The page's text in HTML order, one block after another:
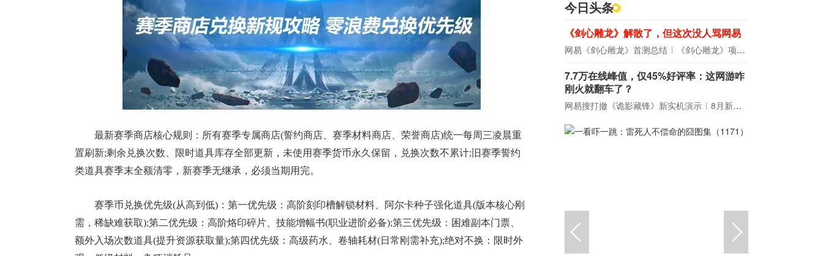
最新赛季商店核心规则：所有赛季专属商店(誓约商店、赛季材料商店、荣誉商店)统一每周三凌晨重
置刷新;剩余兑换次数、限时道具库存全部更新，未使用赛季货币永久保留，兑换次数不累计;旧赛季誓约
类道具赛季末全额清零，新赛季无继承，必须当期用完。
赛季币兑换优先级(从高到低)：第一优先级：高阶刻印槽解锁材料、阿尔卡种子强化道具(版本核心刚
需，稀缺难获取);第二优先级：高阶烙印碎片、技能增幅书(职业进阶必备);第三优先级：困难副本门票、
额外入场次数道具(提升资源获取量);第四优先级：高级药水、卷轴耗材(日常刚需补充);绝对不换：限时外
今日头条
《剑心雕龙》解散了，但这次没人骂网易
网易《剑心雕龙》首测总结 《剑心雕龙》项目宣布解散
7.7万在线峰值，仅45%好评率：这网游咋
刚火就翻车了？
网易搜打撤《诡影藏锋》新实机演示 8月新游前瞻：《诡秘之主》领衔